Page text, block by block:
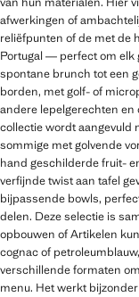
afwerkingen of
reliëfpunten of de met de
Portugal — perfect om elk
spontane brunch tot een
borden, met golf- of
andere lepelgerechten
collectie wordt
sommige met golvende
hand geschilderde fruit-
verfijnde twist aan tafel
bijpassende bowls,
delen. Deze selectie is
opbouwen of Artikelen
cognac of
verschillende formaten
menu. Het werkt